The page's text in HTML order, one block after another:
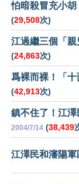
怕暗殺冒充小
(29,508次)
江過繼三個「
(24,863次)
爲裸而裸！「
(42,913次)
鎮不住了！江
2004/7/14 (38,439
江澤民和瀋陽